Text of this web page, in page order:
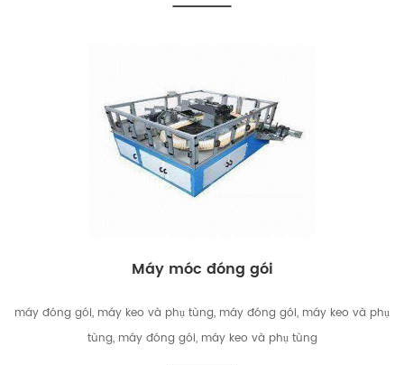
Máy móc đóng gói
máy đóng gói, máy keo và phụ tùng, máy đóng gói, máy keo và phụ
tùng, máy đóng gói, máy keo và phụ tùng